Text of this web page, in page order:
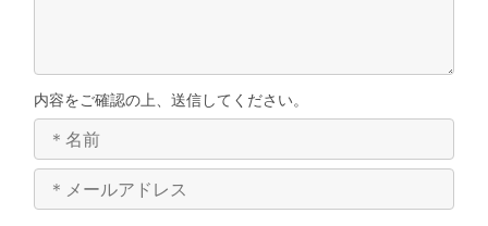
内容をご確認の上、送信してください。